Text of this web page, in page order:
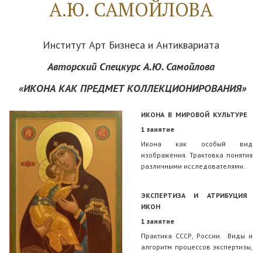
А.Ю. САМОЙЛОВА
Институт Арт Бизнеса и Антиквариата
Авторский Спецкурс А.Ю. Самойлова
«ИКОНА КАК ПРЕДМЕТ КОЛЛЕКЦИОНИРОВАНИЯ»
ИКОНА В МИРОВОЙ КУЛЬТУРЕ
1 занятие
Икона как особый вид
изображения. Трактовка понятия
различными исследователями.
ЭКСПЕРТИЗА И АТРИБУЦИЯ
ИКОН
1 занятие
Практика СССР, России. Виды и
алгоритм процессов экспертизы,